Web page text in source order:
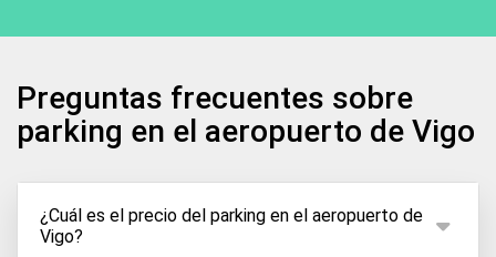
Preguntas frecuentes sobre
parking en el aeropuerto de Vigo
¿Cuál es el precio del parking en el aeropuerto de
Vigo?